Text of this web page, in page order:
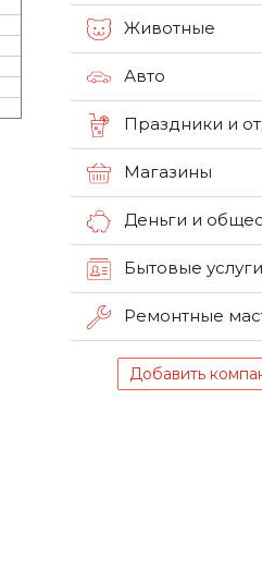
Животные
Авто
Праздники и
Магазины
Деньги и
Бытовые услуги
Ремонтные
Добавить